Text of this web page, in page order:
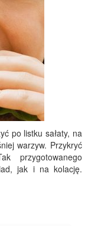
po listku sałaty, na
warzyw. Przykryć
przygotowanego
jak i na kolację.